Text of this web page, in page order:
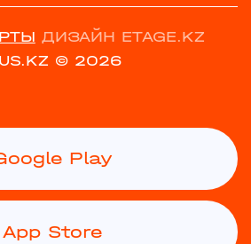
ДИЗАЙН ETAGE.KZ
© 2026
Play
App Store